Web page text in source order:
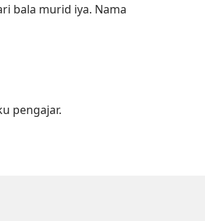
bala murid iya. Nama
pengajar.